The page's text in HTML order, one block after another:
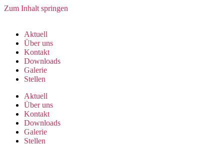
Zum Inhalt springen
Aktuell
Über uns
Kontakt
Downloads
Galerie
Stellen
Aktuell
Über uns
Kontakt
Downloads
Galerie
Stellen